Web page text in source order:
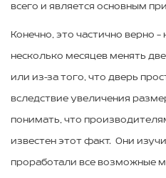
всего и является основным
Конечно, это частично верно
несколько месяцев менять
или из-за того, что дверь
вследствие увеличения
понимать, что
известен этот факт. Они
проработали все возможные